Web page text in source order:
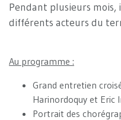
Pendant plusieurs mois,
différents acteurs du
Au programme :
Grand entretien
Harinordoquy et Eric
Portrait des